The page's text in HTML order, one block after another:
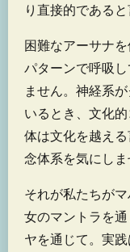
り直接的であると
困難なアーサナ
パターンで呼吸
ません。神経系
いるとき、文化
体は文化を越え
念体系を気にしま
それが私たちが
女のマントラを
ヤを通じて。実